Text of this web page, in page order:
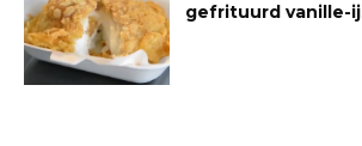
gefrituurd vanille-